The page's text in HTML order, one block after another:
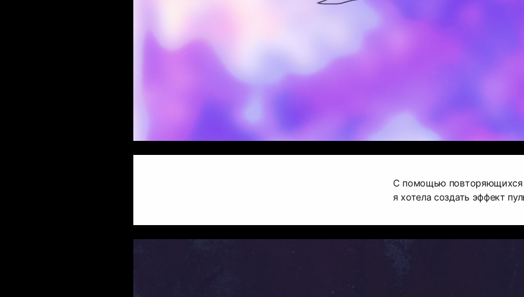
С помощью повторяющихся
я хотела создать эффект